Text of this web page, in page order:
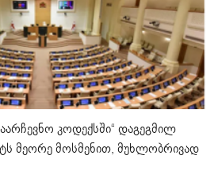
კოდექსში“ დაგეგმილ
მეორე მოსმენით, მუხლობრივად